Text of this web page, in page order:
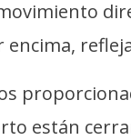
encima,
están